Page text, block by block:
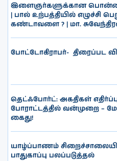
இளைஞர்களுக்கான
| பால் உற்பத்தியில் எழுச்சி
கண்டாவளை ? | மா.
போட்டோகிராபர்- ‌ திரைப்பட
தெட்ஃபோர்ட்: அகதிகள்
போராட்டத்தில் வன்முறை –
கைது!
யாழ்ப்பாணம்
பாதுகாப்பு பலப்படுத்தல்